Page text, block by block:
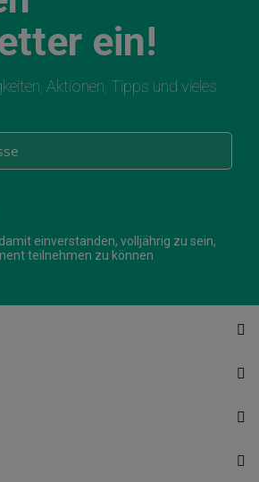
ein!
Aktionen, Tipps und vieles
einverstanden, volljährig zu sein,
teilnehmen zu können